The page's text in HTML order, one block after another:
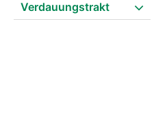
Verdauungstrakt